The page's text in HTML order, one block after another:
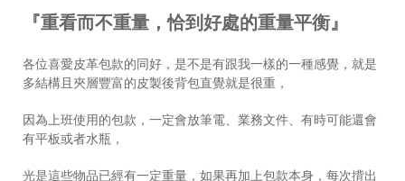
『重看而不重量，恰到好處的重量平衡』
各位喜愛皮革包款的同好，是不是有跟我一樣的一種感覺，就是
多結構且夾層豐富的皮製後背包直覺就是很重，
因為上班使用的包款，一定會放筆電、業務文件、有時可能還會
有平板或者水瓶，
光是這些物品已經有一定重量，如果再加上包款本身，每次揹出